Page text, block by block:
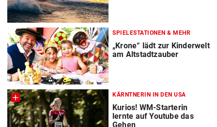
SPIELESTATIONEN & MEHR
„Krone“ lädt zur Kinderwelt
am Altstadtzauber
KÄRNTNERIN IN DEN USA
Kurios! WM-Starterin
lernte auf Youtube das
Gehen